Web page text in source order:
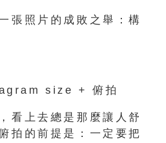
張照片的成敗之舉：構
size + 俯拍
看上去總是那麼讓人舒
拍的前提是：一定要把